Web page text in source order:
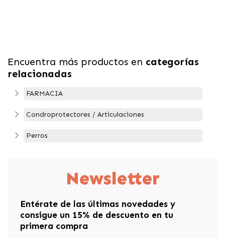
Encuentra más productos en categorías
relacionadas
FARMACIA
Condroprotectores / Articulaciones
Perros
Newsletter
Entérate de las últimas novedades y
consigue un 15% de descuento en tu
primera compra